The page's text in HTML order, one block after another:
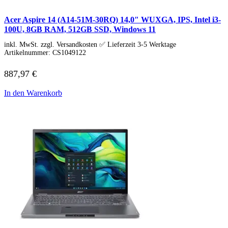
Ultimate Gaming Captiva
Highend Gaming Captiva
Workstation Captiva
Fractal Design
Fujitsu PC
Alle HP PCs anzeigen
HP Consumer PCs
HP All-in-Ones
OMEN PC
VICTUS by HP PCs
HP Professional PCs
HP Workstations
HP PC Zubehör
Hyrican PC
Lenovo PC
Acer Aspire 14 (A14-51M-30RQ) 14,0″ WUXGA, IPS, Intel i3-
100U, 8GB RAM, 512GB SSD, Windows 11
inkl. MwSt. zzgl. Versandkosten ✅ Lieferzeit 3-5 Werktage
Artikelnummer: CS1049122
887,97 €
In den Warenkorb